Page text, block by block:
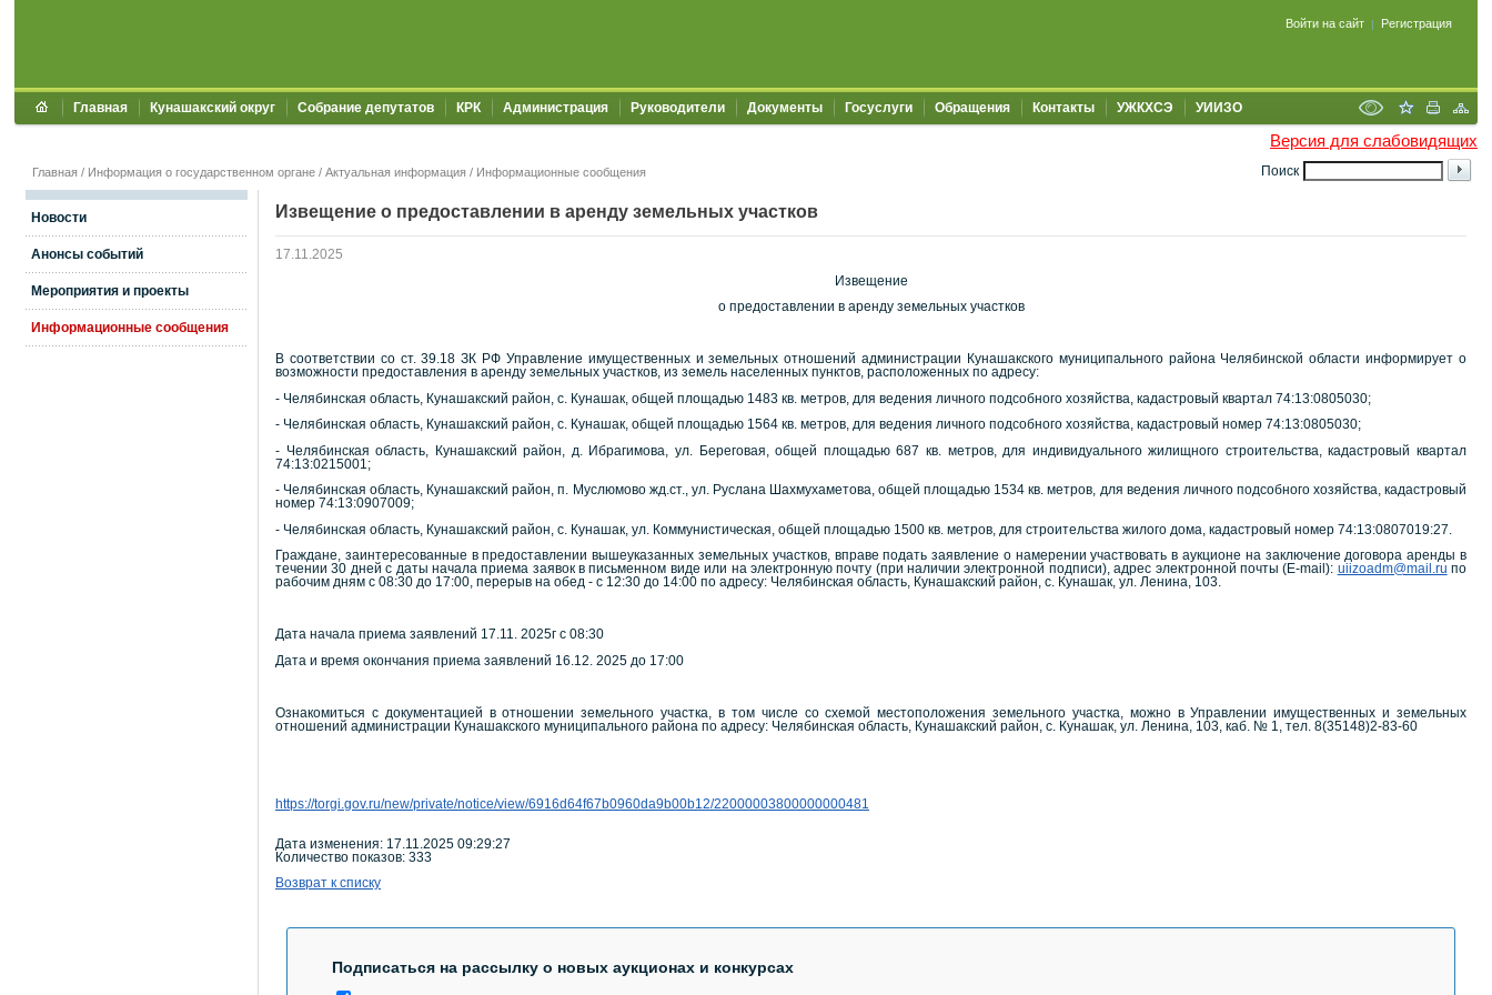
Войти на сайт | Регистрация
Главная Кунашакский округ Собрание депутатов КРК Администрация Руководители Документы Госуслуги Обращения Контакты УЖКХСЭ УИИЗО
Версия для слабовидящих
Поиск
Главная / Информация о государственном органе / Актуальная информация / Информационные сообщения
Новости
Анонсы событий
Мероприятия и проекты
Информационные сообщения
Извещение о предоставлении в аренду земельных участков
17.11.2025
Извещение
о предоставлении в аренду земельных участков
В соответствии со ст. 39.18 ЗК РФ Управление имущественных и земельных отношений администрации Кунашакского муниципального района Челябинской области информирует о
возможности предоставления в аренду земельных участков, из земель населенных пунктов, расположенных по адресу:
- Челябинская область, Кунашакский район, с. Кунашак, общей площадью 1483 кв. метров, для ведения личного подсобного хозяйства, кадастровый квартал 74:13:0805030;
- Челябинская область, Кунашакский район, с. Кунашак, общей площадью 1564 кв. метров, для ведения личного подсобного хозяйства, кадастровый номер 74:13:0805030;
- Челябинская область, Кунашакский район, д. Ибрагимова, ул. Береговая, общей площадью 687 кв. метров, для индивидуального жилищного строительства, кадастровый квартал
74:13:0215001;
- Челябинская область, Кунашакский район, п. Муслюмово жд.ст., ул. Руслана Шахмухаметова, общей площадью 1534 кв. метров, для ведения личного подсобного хозяйства, кадастровый
номер 74:13:0907009;
- Челябинская область, Кунашакский район, с. Кунашак, ул. Коммунистическая, общей площадью 1500 кв. метров, для строительства жилого дома, кадастровый номер 74:13:0807019:27.
Граждане, заинтересованные в предоставлении вышеуказанных земельных участков, вправе подать заявление о намерении участвовать в аукционе на заключение договора аренды в
течении 30 дней с даты начала приема заявок в письменном виде или на электронную почту (при наличии электронной подписи), адрес электронной почты (E-mail): uiizoadm@mail.ru по
рабочим дням с 08:30 до 17:00, перерыв на обед - с 12:30 до 14:00 по адресу: Челябинская область, Кунашакский район, с. Кунашак, ул. Ленина, 103.
Дата начала приема заявлений 17.11. 2025г с 08:30
Дата и время окончания приема заявлений 16.12. 2025 до 17:00
Ознакомиться с документацией в отношении земельного участка, в том числе со схемой местоположения земельного участка, можно в Управлении имущественных и земельных
отношений администрации Кунашакского муниципального района по адресу: Челябинская область, Кунашакский район, с. Кунашак, ул. Ленина, 103, каб. № 1, тел. 8(35148)2-83-60
https://torgi.gov.ru/new/private/notice/view/6916d64f67b0960da9b00b12/22000003800000000481
Дата изменения: 17.11.2025 09:29:27
Количество показов: 333
Возврат к списку
Подписаться на рассылку о новых аукционах и конкурсах